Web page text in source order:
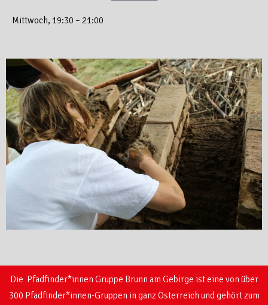
Mittwoch, 19:30 – 21:00
Die Pfadfinder*innen Gruppe Brunn am Gebirge ist eine von über
300 Pfadfinder*innen-Gruppen in ganz Österreich und gehört zum